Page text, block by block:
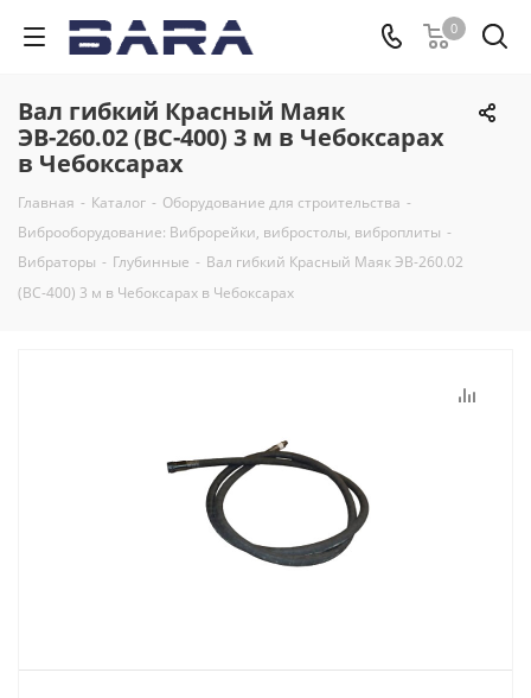
0
Вал гибкий Красный Маяк
ЭВ-260.02 (ВС-400) 3 м в Чебоксарах
в Чебоксарах
Главная - Каталог - Оборудование для строительства -
Виброоборудование: Виброрейки, вибростолы, виброплиты -
Вибраторы - Глубинные - Вал гибкий Красный Маяк ЭВ-260.02
(ВС-400) 3 м в Чебоксарах в Чебоксарах